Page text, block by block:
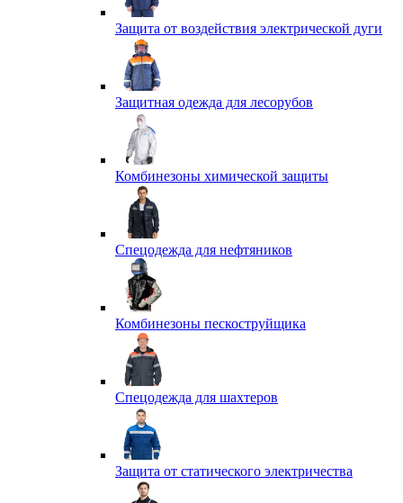
Защита от воздействия электрической дуги
Защитная одежда для лесорубов
Комбинезоны химической защиты
Спецодежда для нефтяников
Комбинезоны пескоструйщика
Спецодежда для шахтеров
Защита от статического электричества